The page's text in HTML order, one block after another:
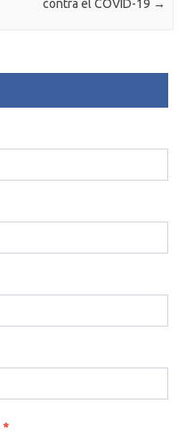
contra el COVID-19 →
*